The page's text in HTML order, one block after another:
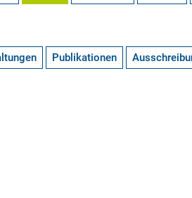
Publikationen